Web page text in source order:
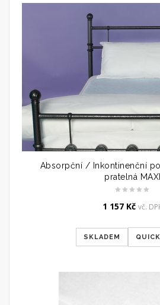
Absorpční / Inkontinenční
pratelná MAXI
1 157 Kč vč.
SKLADEM